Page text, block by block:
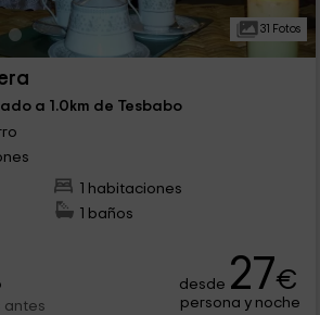
31 Fotos
a 1.0km de Tesbabo
1 habitaciones
1 baños
antes
desde 27€
persona y noche